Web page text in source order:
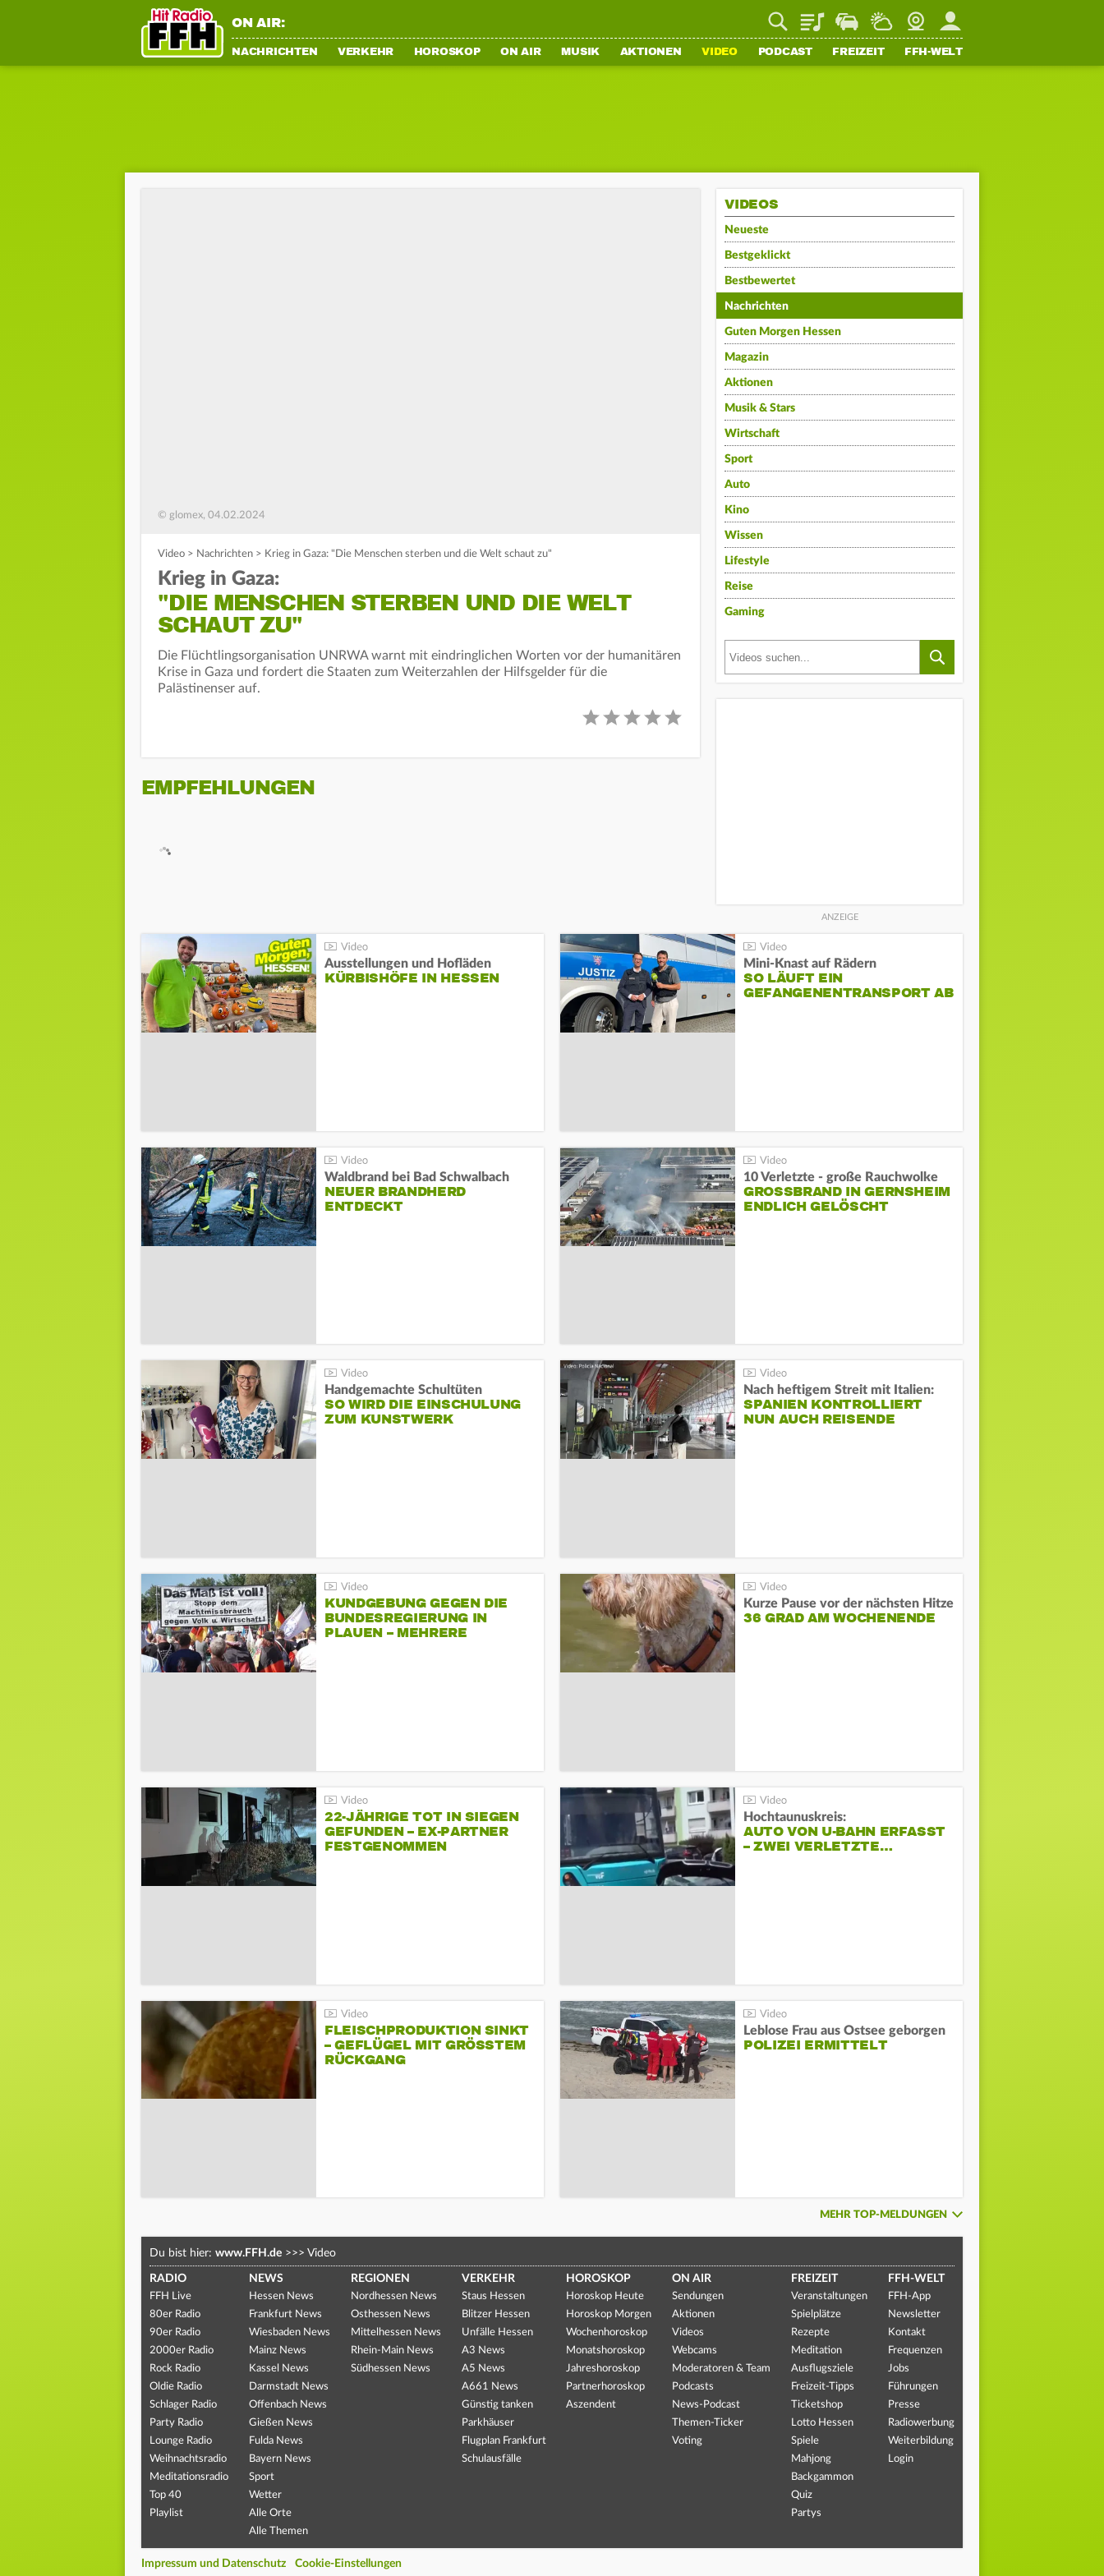
ON AIR: PlaylistStaupilotWetterWebcamMein FFH
NACHRICHTEN VERKEHR HOROSKOP ON AIR MUSIK AKTIONEN VIDEO PODCAST FREIZEIT FFH-WELT
© glomex, 04.02.2024
Video > Nachrichten > Krieg in Gaza: "Die Menschen sterben und die Welt schaut zu"
Krieg in Gaza:
"DIE MENSCHEN STERBEN UND DIE WELT
SCHAUT ZU"
Die Flüchtlingsorganisation UNRWA warnt mit eindringlichen Worten vor der humanitären
Krise in Gaza und fordert die Staaten zum Weiterzahlen der Hilfsgelder für die
Palästinenser auf.
EMPFEHLUNGEN
VIDEOS
Neueste
Bestgeklickt
Bestbewertet
Nachrichten
Guten Morgen Hessen
Magazin
Aktionen
Musik & Stars
Wirtschaft
Sport
Auto
Kino
Wissen
Lifestyle
Reise
Gaming
Ausstellungen und Hofläden
KÜRBISHÖFE IN HESSEN
Mini-Knast auf Rädern
SO LÄUFT EIN
GEFANGENENTRANSPORT AB
Waldbrand bei Bad Schwalbach
NEUER BRANDHERD
ENTDECKT
10 Verletzte - große Rauchwolke
GROSSBRAND IN GERNSHEIM E
NDLICH GELÖSCHT
Handgemachte Schultüten
SO WIRD DIE EINSCHULUNG
ZUM KUNSTWERK
Nach heftigem Streit mit Italien:
SPANIEN KONTROLLIERT
NUN AUCH REISENDE
KUNDGEBUNG GEGEN DIE
BUNDESREGIERUNG IN
PLAUEN – MEHRERE
Kurze Pause vor der nächsten Hitze
36 GRAD AM WOCHENENDE
22-JÄHRIGE TOT IN SIEGEN
GEFUNDEN – EX-PARTNER
FESTGENOMMEN
Hochtaunuskreis:
AUTO VON U-BAHN ERFASST
– ZWEI VERLETZTE…
FLEISCHPRODUKTION SINKT
– GEFLÜGEL MIT GRÖSSTEM R
ÜCKGANG
Leblose Frau aus Ostsee geborgen
POLIZEI ERMITTELT
MEHR TOP-MELDUNGEN
Du bist hier: www.FFH.de >>> Video
RADIO
FFH Live
80er Radio
90er Radio
2000er Radio
Rock Radio
Oldie Radio
Schlager Radio
Party Radio
Lounge Radio
Weihnachtsradio
Meditationsradio
Top 40
Playlist
NEWS
Hessen News
Frankfurt News
Wiesbaden News
Mainz News
Kassel News
Darmstadt News
Offenbach News
Gießen News
Fulda News
Bayern News
Sport
Wetter
Alle Orte
Alle Themen
REGIONEN
Nordhessen News
Osthessen News
Mittelhessen News
Rhein-Main News
Südhessen News
VERKEHR
Staus Hessen
Blitzer Hessen
Unfälle Hessen
A3 News
A5 News
A661 News
Günstig tanken
Parkhäuser
Flugplan Frankfurt
Schulausfälle
HOROSKOP
Horoskop Heute
Horoskop Morgen
Wochenhoroskop
Monatshoroskop
Jahreshoroskop
Partnerhoroskop
Aszendent
ON AIR
Sendungen
Aktionen
Videos
Webcams
Moderatoren & Team
Podcasts
News-Podcast
Themen-Ticker
Voting
FREIZEIT
Veranstaltungen
Spielplätze
Rezepte
Meditation
Ausflugsziele
Freizeit-Tipps
Ticketshop
Lotto Hessen
Spiele
Mahjong
Backgammon
Quiz
Partys
FFH-WELT
FFH-App
Newsletter
Kontakt
Frequenzen
Jobs
Führungen
Presse
Radiowerbung
Weiterbildung
Login
Impressum und Datenschutz Cookie-Einstellungen